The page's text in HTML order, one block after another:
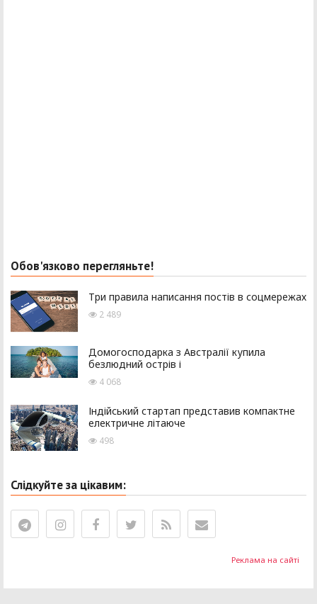
Реклама на сайті
Обов'язково перегляньте!
Три правила написання постів в соцмережах
2 489
Домогосподарка з Австралії купила
безлюдний острів і
4 068
Індійський стартап представив компактне
електричне літаюче
498
Слідкуйте за цікавим: